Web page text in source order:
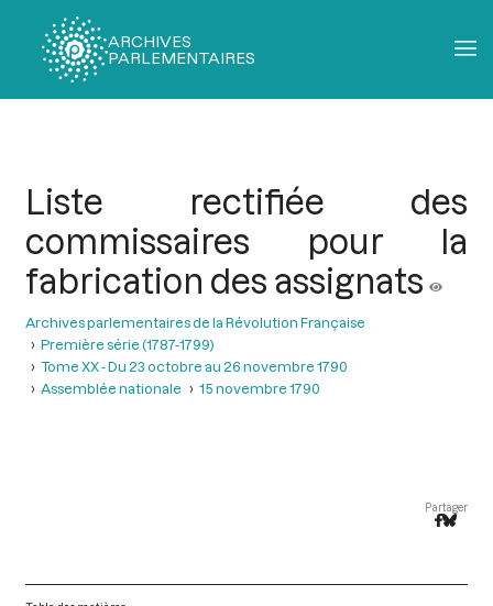
ARCHIVES
PARLEMENTAIRES
Liste rectifiée des
commissaires pour la
fabrication des assignats
Archives parlementaires de la Révolution Française
Première série (1787-1799)
Tome XX - Du 23 octobre au 26 novembre 1790
Assemblée nationale
15 novembre 1790
Partager